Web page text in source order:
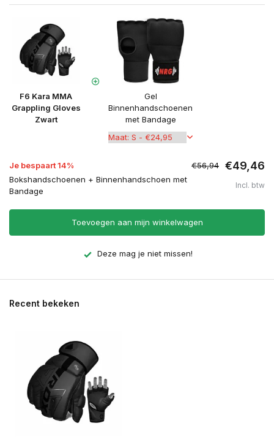
F6 Kara MMA
Grappling Gloves
Zwart
Gel
Binnenhandschoenen
met Bandage
Je bespaart 14% €56,94 €49,46
Bokshandschoenen + Binnenhandschoen met
Bandage
Incl. btw
Toevoegen aan mijn winkelwagen
Deze mag je niet missen!
Recent bekeken